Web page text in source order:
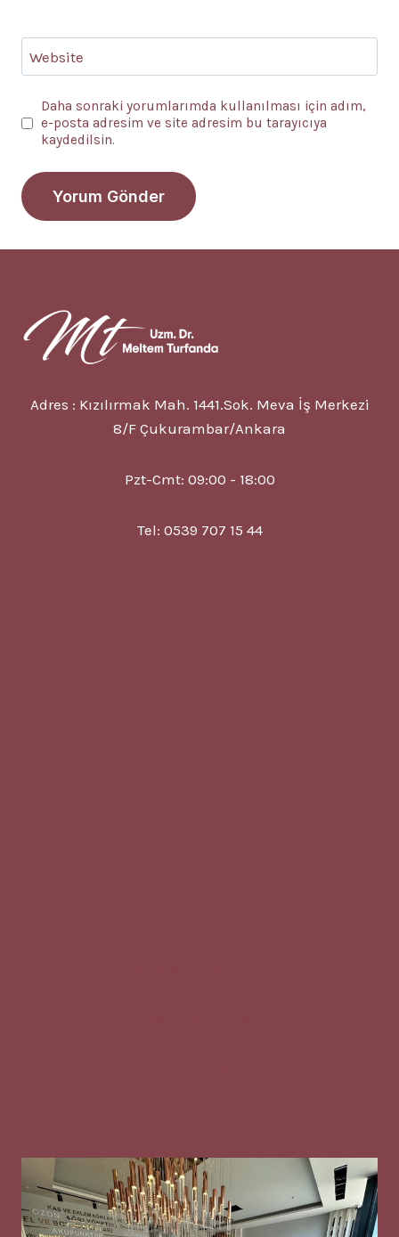
Website
Daha sonraki yorumlarımda kullanılması için adım,
e-posta adresim ve site adresim bu tarayıcıya
kaydedilsin.
Adres : Kızılırmak Mah. 1441.Sok. Meva İş Merkezi
8/F Çukurambar/Ankara
Pzt-Cmt: 09:00 - 18:00
Tel: 0539 707 15 44